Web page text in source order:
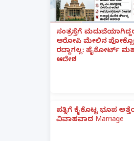
ಸಂತ್ರಸ್ತೆಗೆ
ಆರೋಪಿ ಮೇಲಿನ
ರದ್ದಾಗಲ್ಲ: ಹೈಕೋರ್ಟ್
ಆದೇಶ
ಪತ್ನಿಗೆ ಕೈಕೊಟ್ಟ ಭೂಪ
ವಿವಾಹವಾದ Marriage